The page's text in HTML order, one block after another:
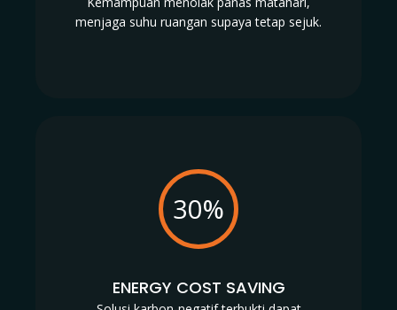
menjaga suhu ruangan supaya tetap sejuk.
30%
ENERGY COST SAVING